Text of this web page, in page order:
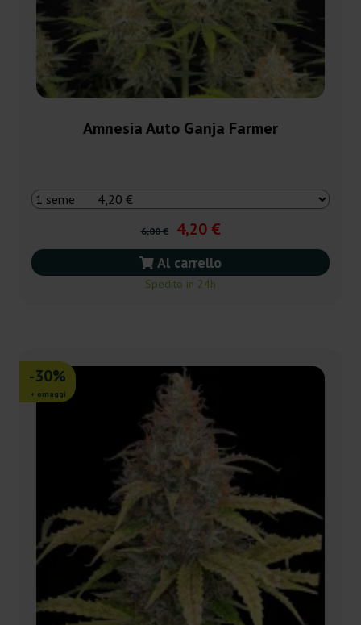
Amnesia Auto Ganja Farmer
6,00 € 4,20 €
Al carrello
Spedito in 24h
-30%
+ omaggi